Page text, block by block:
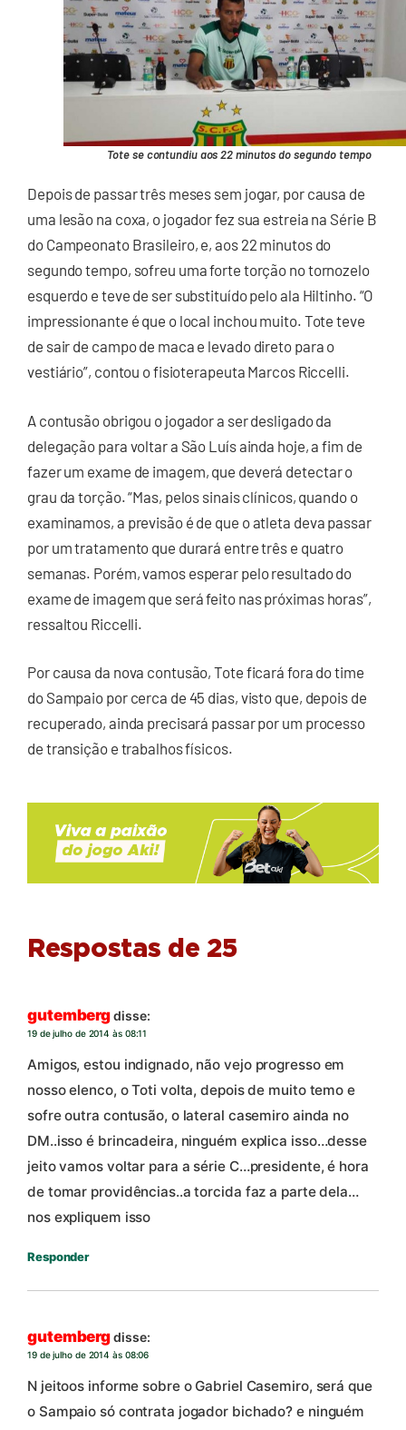
Tote se contundiu aos 22 minutos do segundo tempo
Depois de passar três meses sem jogar, por causa de
uma lesão na coxa, o jogador fez sua estreia na Série B
do Campeonato Brasileiro, e, aos 22 minutos do
segundo tempo, sofreu uma forte torção no tornozelo
esquerdo e teve de ser substituído pelo ala Hiltinho. “O
impressionante é que o local inchou muito. Tote teve
de sair de campo de maca e levado direto para o
vestiário”, contou o fisioterapeuta Marcos Riccelli.
A contusão obrigou o jogador a ser desligado da
delegação para voltar a São Luís ainda hoje, a fim de
fazer um exame de imagem, que deverá detectar o
grau da torção. “Mas, pelos sinais clínicos, quando o
examinamos, a previsão é de que o atleta deva passar
por um tratamento que durará entre três e quatro
semanas. Porém, vamos esperar pelo resultado do
exame de imagem que será feito nas próximas horas”,
ressaltou Riccelli.
Por causa da nova contusão, Tote ficará fora do time
do Sampaio por cerca de 45 dias, visto que, depois de
recuperado, ainda precisará passar por um processo
de transição e trabalhos físicos.
Respostas de 25
gutembergdisse:
19 de julho de 2014 às 08:11
Amigos, estou indignado, não vejo progresso em
nosso elenco, o Toti volta, depois de muito temo e
sofre outra contusão, o lateral casemiro ainda no
DM..isso é brincadeira, ninguém explica isso…desse
jeito vamos voltar para a série C…presidente, é hora
de tomar providências..a torcida faz a parte dela…
nos expliquem isso
Responder
gutembergdisse:
19 de julho de 2014 às 08:06
N jeitoos informe sobre o Gabriel Casemiro, será que
o Sampaio só contrata jogador bichado? e ninguém